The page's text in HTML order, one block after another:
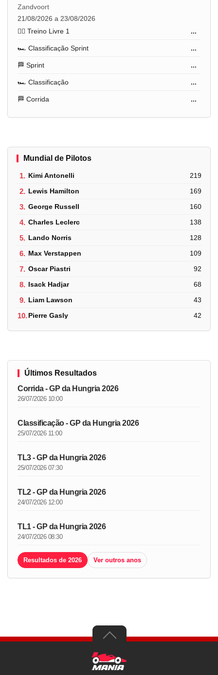
Zandvoort
21/08/2026 a 23/08/2026
🏋️‍♂️ Treino Livre 1
...
🏎️ Classificação Sprint ...
🏁 Sprint ...
🏎️ Classificação ...
🏁 Corrida ...
Mundial de Pilotos
1. Kimi Antonelli 219
2. Lewis Hamilton 169
3. George Russell 160
4. Charles Leclerc 138
5. Lando Norris 128
6. Max Verstappen 109
7. Oscar Piastri 92
8. Isack Hadjar 68
9. Liam Lawson 43
10.Pierre Gasly 42
Últimos Resultados
Corrida - GP da Hungria 2026
26/07/2026 10:00
Classificação - GP da Hungria 2026
25/07/2026 11:00
TL3 - GP da Hungria 2026
25/07/2026 07:30
TL2 - GP da Hungria 2026
24/07/2026 12:00
TL1 - GP da Hungria 2026
24/07/2026 08:30
Resultados de 2026 Ver outros anos